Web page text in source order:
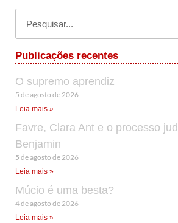
Publicações recentes
O supremo aprendiz
5 de agosto de 2026
Leia mais »
Favre, Clara Ant e o processo
Benjamin
5 de agosto de 2026
Leia mais »
Múcio é uma besta?
4 de agosto de 2026
Leia mais »